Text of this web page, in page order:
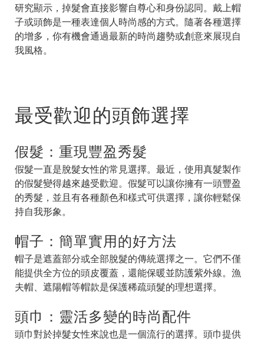
研究顯示，掉髮會直接影響自尊心和身份認同。戴上帽
子或頭飾是一種表達個人時尚感的方式。隨著各種選擇
的增多，你有機會通過最新的時尚趨勢或創意來展現自
我風格。
最受歡迎的頭飾選擇
假髮：重現豐盈秀髮
假髮一直是脫髮女性的常見選擇。最近，使用真髮製作
的假髮變得越來越受歡迎。假髮可以讓你擁有一頭豐盈
的秀髮，並且有各種顏色和樣式可供選擇，讓你輕鬆保
持自我形象。
帽子：簡單實用的好方法
帽子是遮蓋部分或全部脫髮的傳統選擇之一。它們不僅
能提供全方位的頭皮覆蓋，還能保暖並防護紫外線。漁
夫帽、遮陽帽等帽款是保護稀疏頭髮的理想選擇。
頭巾：靈活多變的時尚配件
頭巾對於掉髮女性來說也是一個流行的選擇。頭巾提供